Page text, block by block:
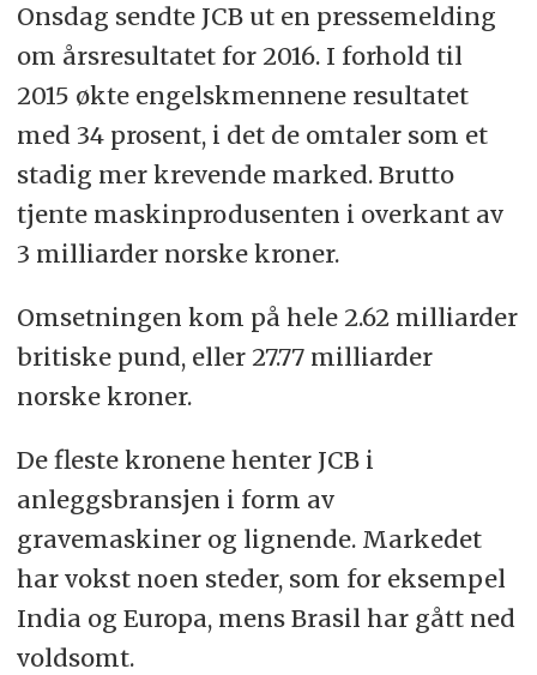
Onsdag sendte JCB ut en pressemelding
om årsresultatet for 2016. I forhold til
2015 økte engelskmennene resultatet
med 34 prosent, i det de omtaler som et
stadig mer krevende marked. Brutto
tjente maskinprodusenten i overkant av
3 milliarder norske kroner.
Omsetningen kom på hele 2.62 milliarder
britiske pund, eller 27.77 milliarder
norske kroner.
De fleste kronene henter JCB i
anleggsbransjen i form av
gravemaskiner og lignende. Markedet
har vokst noen steder, som for eksempel
India og Europa, mens Brasil har gått ned
voldsomt.